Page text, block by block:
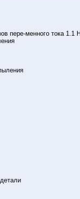
пере-менного тока